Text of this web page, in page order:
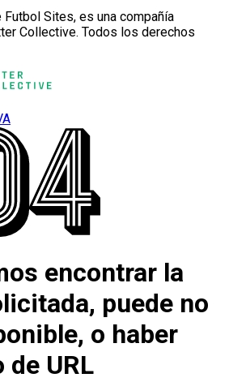
Futbol Sites, es una compañía
Collective. Todos los derechos
encontrar la
puede no
o haber
de URL